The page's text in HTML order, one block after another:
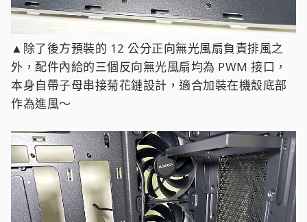
▲除了後方預裝的 12 公分正向無光風扇負責排風之
外，配件內給的三個反向無光風扇均為 PWM 接口，
本身自帶子母串接菊花鏈設計，適合加裝在機殼底部
作為進風～